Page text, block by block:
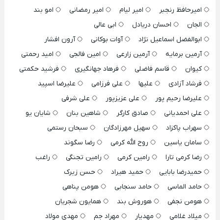
امیرحافظ رنجبر امیر لیام امیر رمضانی
امو بند
الجان
احسان دریادل
ابی عالی
ابوالفضل اسماعیل نژاد
آوات بوکانی
آرون افشار
آرمین برمایه
آرمین زارعی امین فالجی
امید رحمتی
کیوان
قاسم فاضلی فرهاد جهانگیری
فرشید حکمتی
فرشاد آزادی
علیها علی فرزامی
علیرضا اسپید
علیرضا رحیم پور
علی عزیزپور
علی شرفی
علی احمدیانی
صادق کارگر شاهین بنان
شایان یو
سهراب پاکزاد
سهیل مهرزادگان
سبحان رستمی
سامان یاسین
روح الله کرمی
رضا سگوند
رضا کرمی تارا
رامین کرمی رامین تجنگی
راغب
حمیدرضا بابایی
حمید هیراد
حسن زیرک
حامد الماسی
حامد سنجابی
هومن پناهی
هومن نجفی
هوروش بند
همایون شجریان
میلاد غلامی
مهدیار مهراد جم مهدی مولاد